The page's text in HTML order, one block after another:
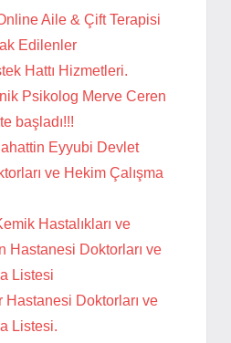
Aile & Çift Terapisi
Edilenler
Hattı Hizmetleri.
Psikolog Merve Ceren
başladı!!!
Eyyubi Devlet
ve Hekim Çalışma
Hastalıkları ve
Hastanesi Doktorları ve
Listesi
Hastanesi Doktorları ve
Listesi.